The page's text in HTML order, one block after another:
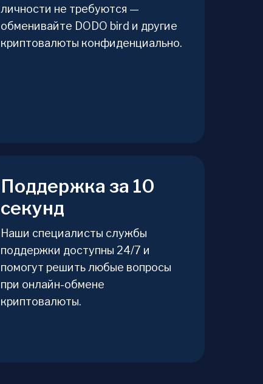
личности не требуются —
обменивайте DODO bird и другие
криптовалюты конфиденциально.
Поддержка за 10
секунд
Наши специалисты службы
поддержки доступны 24/7 и
помогут решить любые вопросы
при онлайн-обмене
криптовалюты.